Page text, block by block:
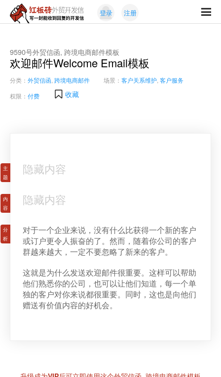
红
砖
外
贸
开
发
信
封
能
到
回
登录 注册
9590号外贸信函, 跨境电商邮件模板
欢迎邮件Welcome Email模板
分类： 外贸信函 跨境电商邮件 场景： 客户关系维护 客户服务
权限： 付费 收藏
隐藏内容
隐藏内容
对于一个企业来说，没有什么比获得一个新的客户
或订户更令人振奋的了。然而，随着你公司的客户
群越来越大，一定不要忽略了新来的客户。
这就是为什么发送欢迎邮件很重要。这样可以帮助
他们熟悉你的公司，也可以让他们知道，每一个单
独的客户对你来说都很重要。同时，这也是向他们
赠送有价值内容的好机会。